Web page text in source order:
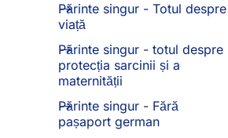
Părinte singur - Totul despre
viață
Părinte singur - totul despre
protecția sarcinii și a
maternității
Părinte singur - Fără
pașaport german